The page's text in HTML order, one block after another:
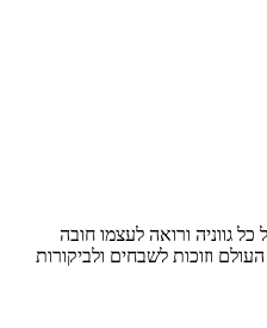
גווניה ורואה לעצמו חובה
וזוכות לשבחים ולביקורות